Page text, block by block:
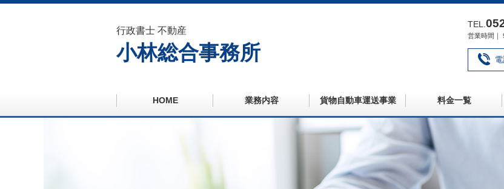
行政書士 不動産
小林総合事務所
TEL.
営業時間｜
HOME 業務内容 貨物自動車運送事業 料金一覧